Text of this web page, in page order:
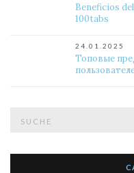
Beneficios
100tabs
24.01.2025
Топовые
nach: